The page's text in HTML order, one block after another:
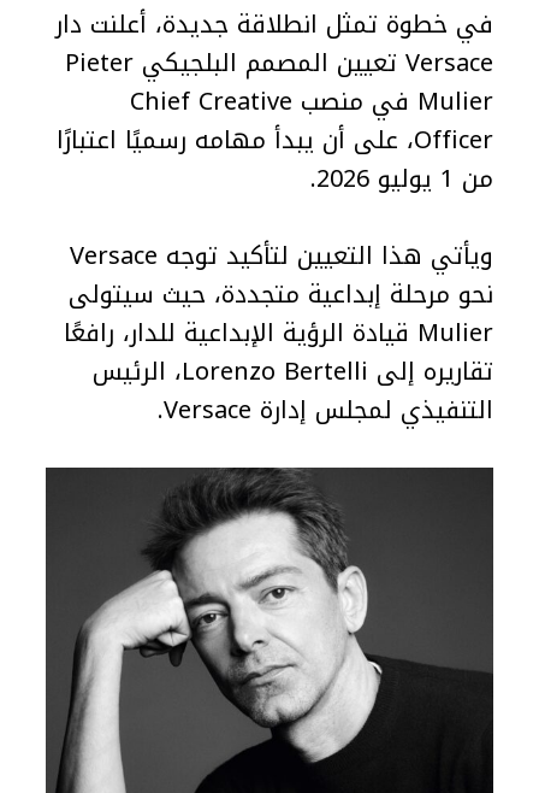
في خطوة تمثل انطلاقة جديدة، أعلنت دار
Versace تعيين المصمم البلجيكي Pieter
Mulier في منصب Chief Creative
Officer، على أن يبدأ مهامه رسميًا اعتبارًا
من 1 يوليو 2026.
ويأتي هذا التعيين لتأكيد توجه Versace
نحو مرحلة إبداعية متجددة، حيث سيتولى
Mulier قيادة الرؤية الإبداعية للدار، رافعًا
تقاريره إلى Lorenzo Bertelli، الرئيس
التنفيذي لمجلس إدارة Versace.